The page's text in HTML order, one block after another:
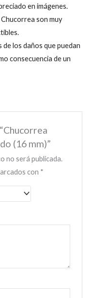
en imágenes.
son muy
los daños que puedan
consecuencia de un
(16 mm)”
no será publicada.
con *